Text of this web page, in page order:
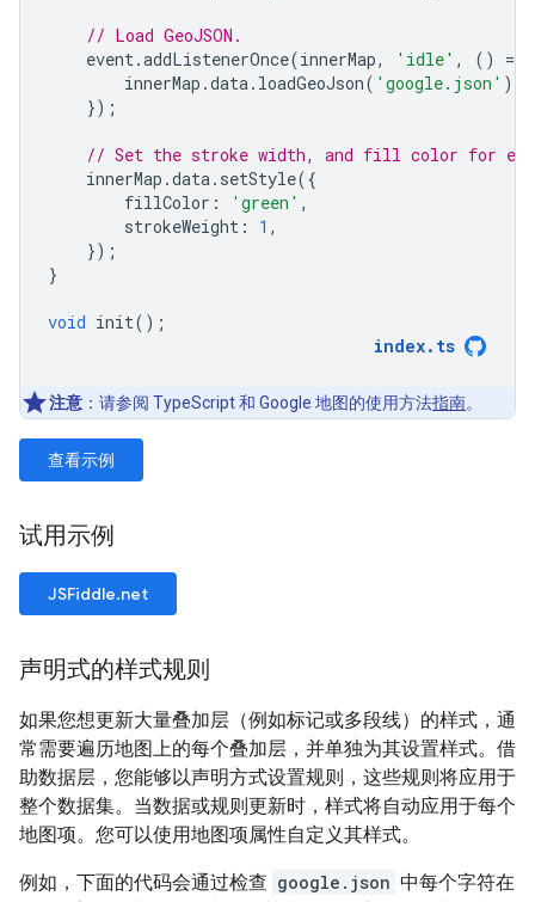
// Load GeoJSON.
event.addListenerOnce(innerMap, 'idle' , () =
innerMap .data. loadGeoJson( 'google.json' );
});
// Set the stroke width, and fill color for
innerMap .data. setStyle({
fillColor : 'green' ,
strokeWeight : 1 ,
});
}
void init();
index. ts
注意 ：请参阅 TypeScript 和 Google 地图的使用方法指南。
查看示例
试用示例
JSFiddle.net
声明式的样式规则
如果您想更新大量叠加层（例如标记或多段线）的样式，通
常需要遍历地图上的每个叠加层，并单独为其设置样式。借
助数据层，您能够以声明方式设置规则，这些规则将应用于
整个数据集。当数据或规则更新时，样式将自动应用于每个
地图项。您可以使用地图项属性自定义其样式。
例如，下面的代码会通过检查 google.json 中每个字符在